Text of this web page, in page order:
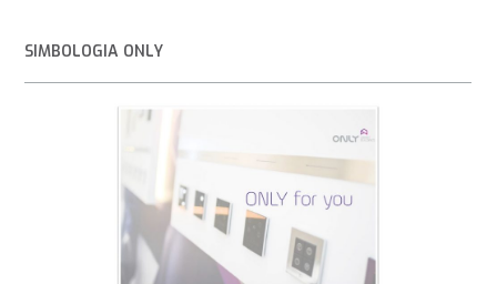
SIMBOLOGIA ONLY